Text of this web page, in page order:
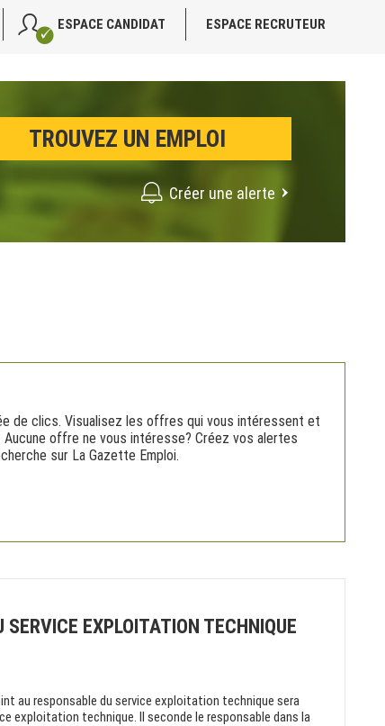
ESPACE CANDIDAT ESPACE RECRUTEUR
Créer une alerte
de clics. Visualisez les offres qui vous intéressent et
offre ne vous intéresse? Créez vos alertes
sur La Gazette Emploi.
EXPLOITATION TECHNIQUE
au responsable du service exploitation technique sera
exploitation technique. Il seconde le responsable dans la